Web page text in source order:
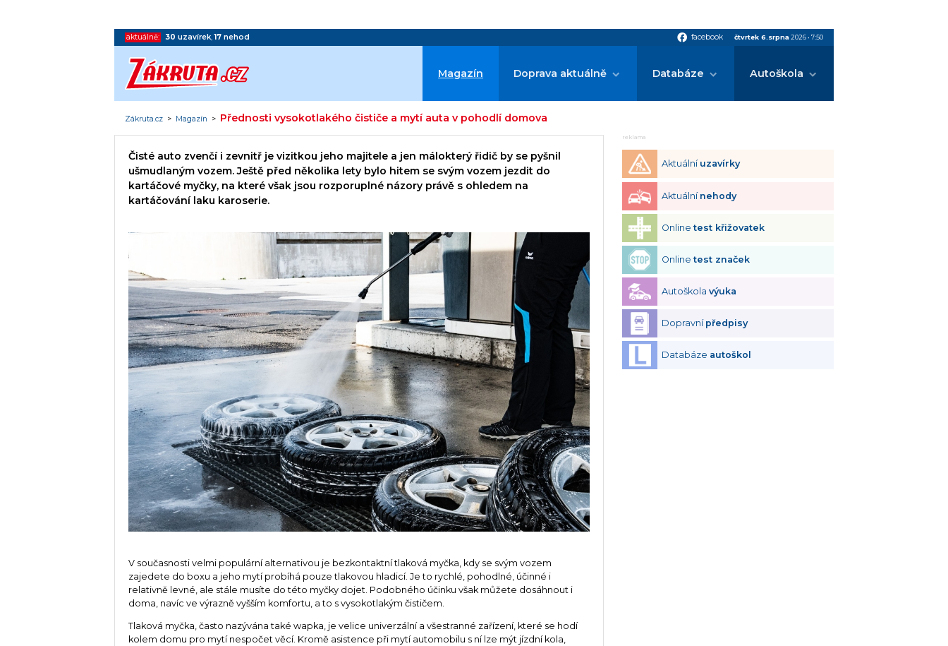
aktuálně: 30 uzavírek,17 nehod facebook facebook čtvrtek 6.srpna 2026• 7:50
Magazín Doprava aktuálně Databáze Autoškola
Zákruta.cz > Magazín > Přednosti vysokotlakého čističe a mytí auta v pohodlí domova
Čisté auto zvenčí i zevnitř je vizitkou jeho majitele a jen málokterý řidič by se pyšnil
ušmudlaným vozem. Ještě před několika lety bylo hitem se svým vozem jezdit do
kartáčové myčky, na které však jsou rozporuplné názory právě s ohledem na
kartáčování laku karoserie.
V současnosti velmi populární alternativou je bezkontaktní tlaková myčka, kdy se svým vozem
zajedete do boxu a jeho mytí probíhá pouze tlakovou hladicí. Je to rychlé, pohodlné, účinné i
relativně levné, ale stále musíte do této myčky dojet. Podobného účinku však můžete dosáhnout i
doma, navíc ve výrazně vyšším komfortu, a to s vysokotlakým čističem.
Tlaková myčka, často nazývána také wapka, je velice univerzální a všestranné zařízení, které se hodí
kolem domu pro mytí nespočet věcí. Kromě asistence při mytí automobilu s ní lze mýt jízdní kola,
reklama
Aktuální uzavírky
Aktuální nehody
Onlinetest křižovatek
Onlinetest značek
Autoškolavýuka
Dopravní předpisy
Databáze autoškol